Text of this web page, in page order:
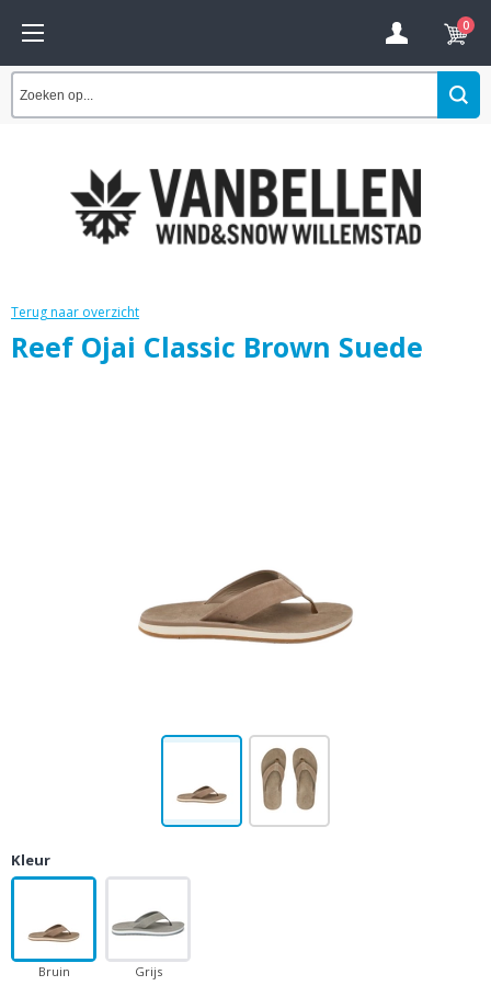
0
Terug naar overzicht
Reef Ojai Classic Brown Suede
Kleur
Bruin Grijs